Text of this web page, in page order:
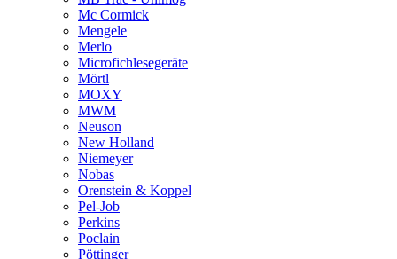
Mc Cormick
Mengele
Merlo
Microfichlesegeräte
Mörtl
MOXY
MWM
Neuson
New Holland
Niemeyer
Nobas
Orenstein & Koppel
Pel-Job
Perkins
Poclain
Pöttinger